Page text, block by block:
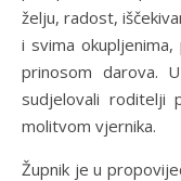
želju, radost,
i svima
prinosom darova.
sudjelovali roditelji
molitvom vjernika.
Župnik je u